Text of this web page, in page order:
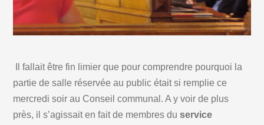
Il fallait être fin limier que pour comprendre pourquoi la
partie de salle réservée au public était si remplie ce
mercredi soir au Conseil communal. A y voir de plus
près, il s’agissait en fait de membres duservice